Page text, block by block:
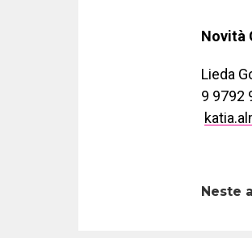
Novità
Lieda
9 9792
Neste